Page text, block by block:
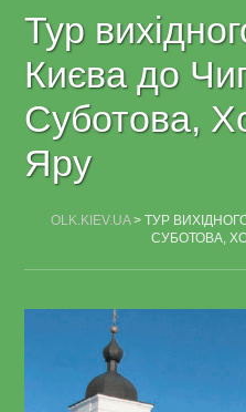
Тур
Києва до
Суботова,
Яру
OLK.KIEV.UA> ТУР
СУБОТОВА,